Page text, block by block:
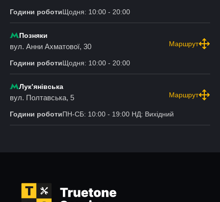
Години роботиЩодня: 10:00 - 20:00
Позняки
вул. Анни Ахматової, 30 Маршрут
Години роботиЩодня: 10:00 - 20:00
Лукʼянівська
вул. Полтавська, 5 Маршрут
Години роботиПН-СБ: 10:00 - 19:00 НД: Вихідний